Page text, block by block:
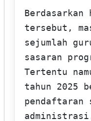
tersebut,
sejumlah
sasaran
Tertentu
tahun 2025
pendaftaran